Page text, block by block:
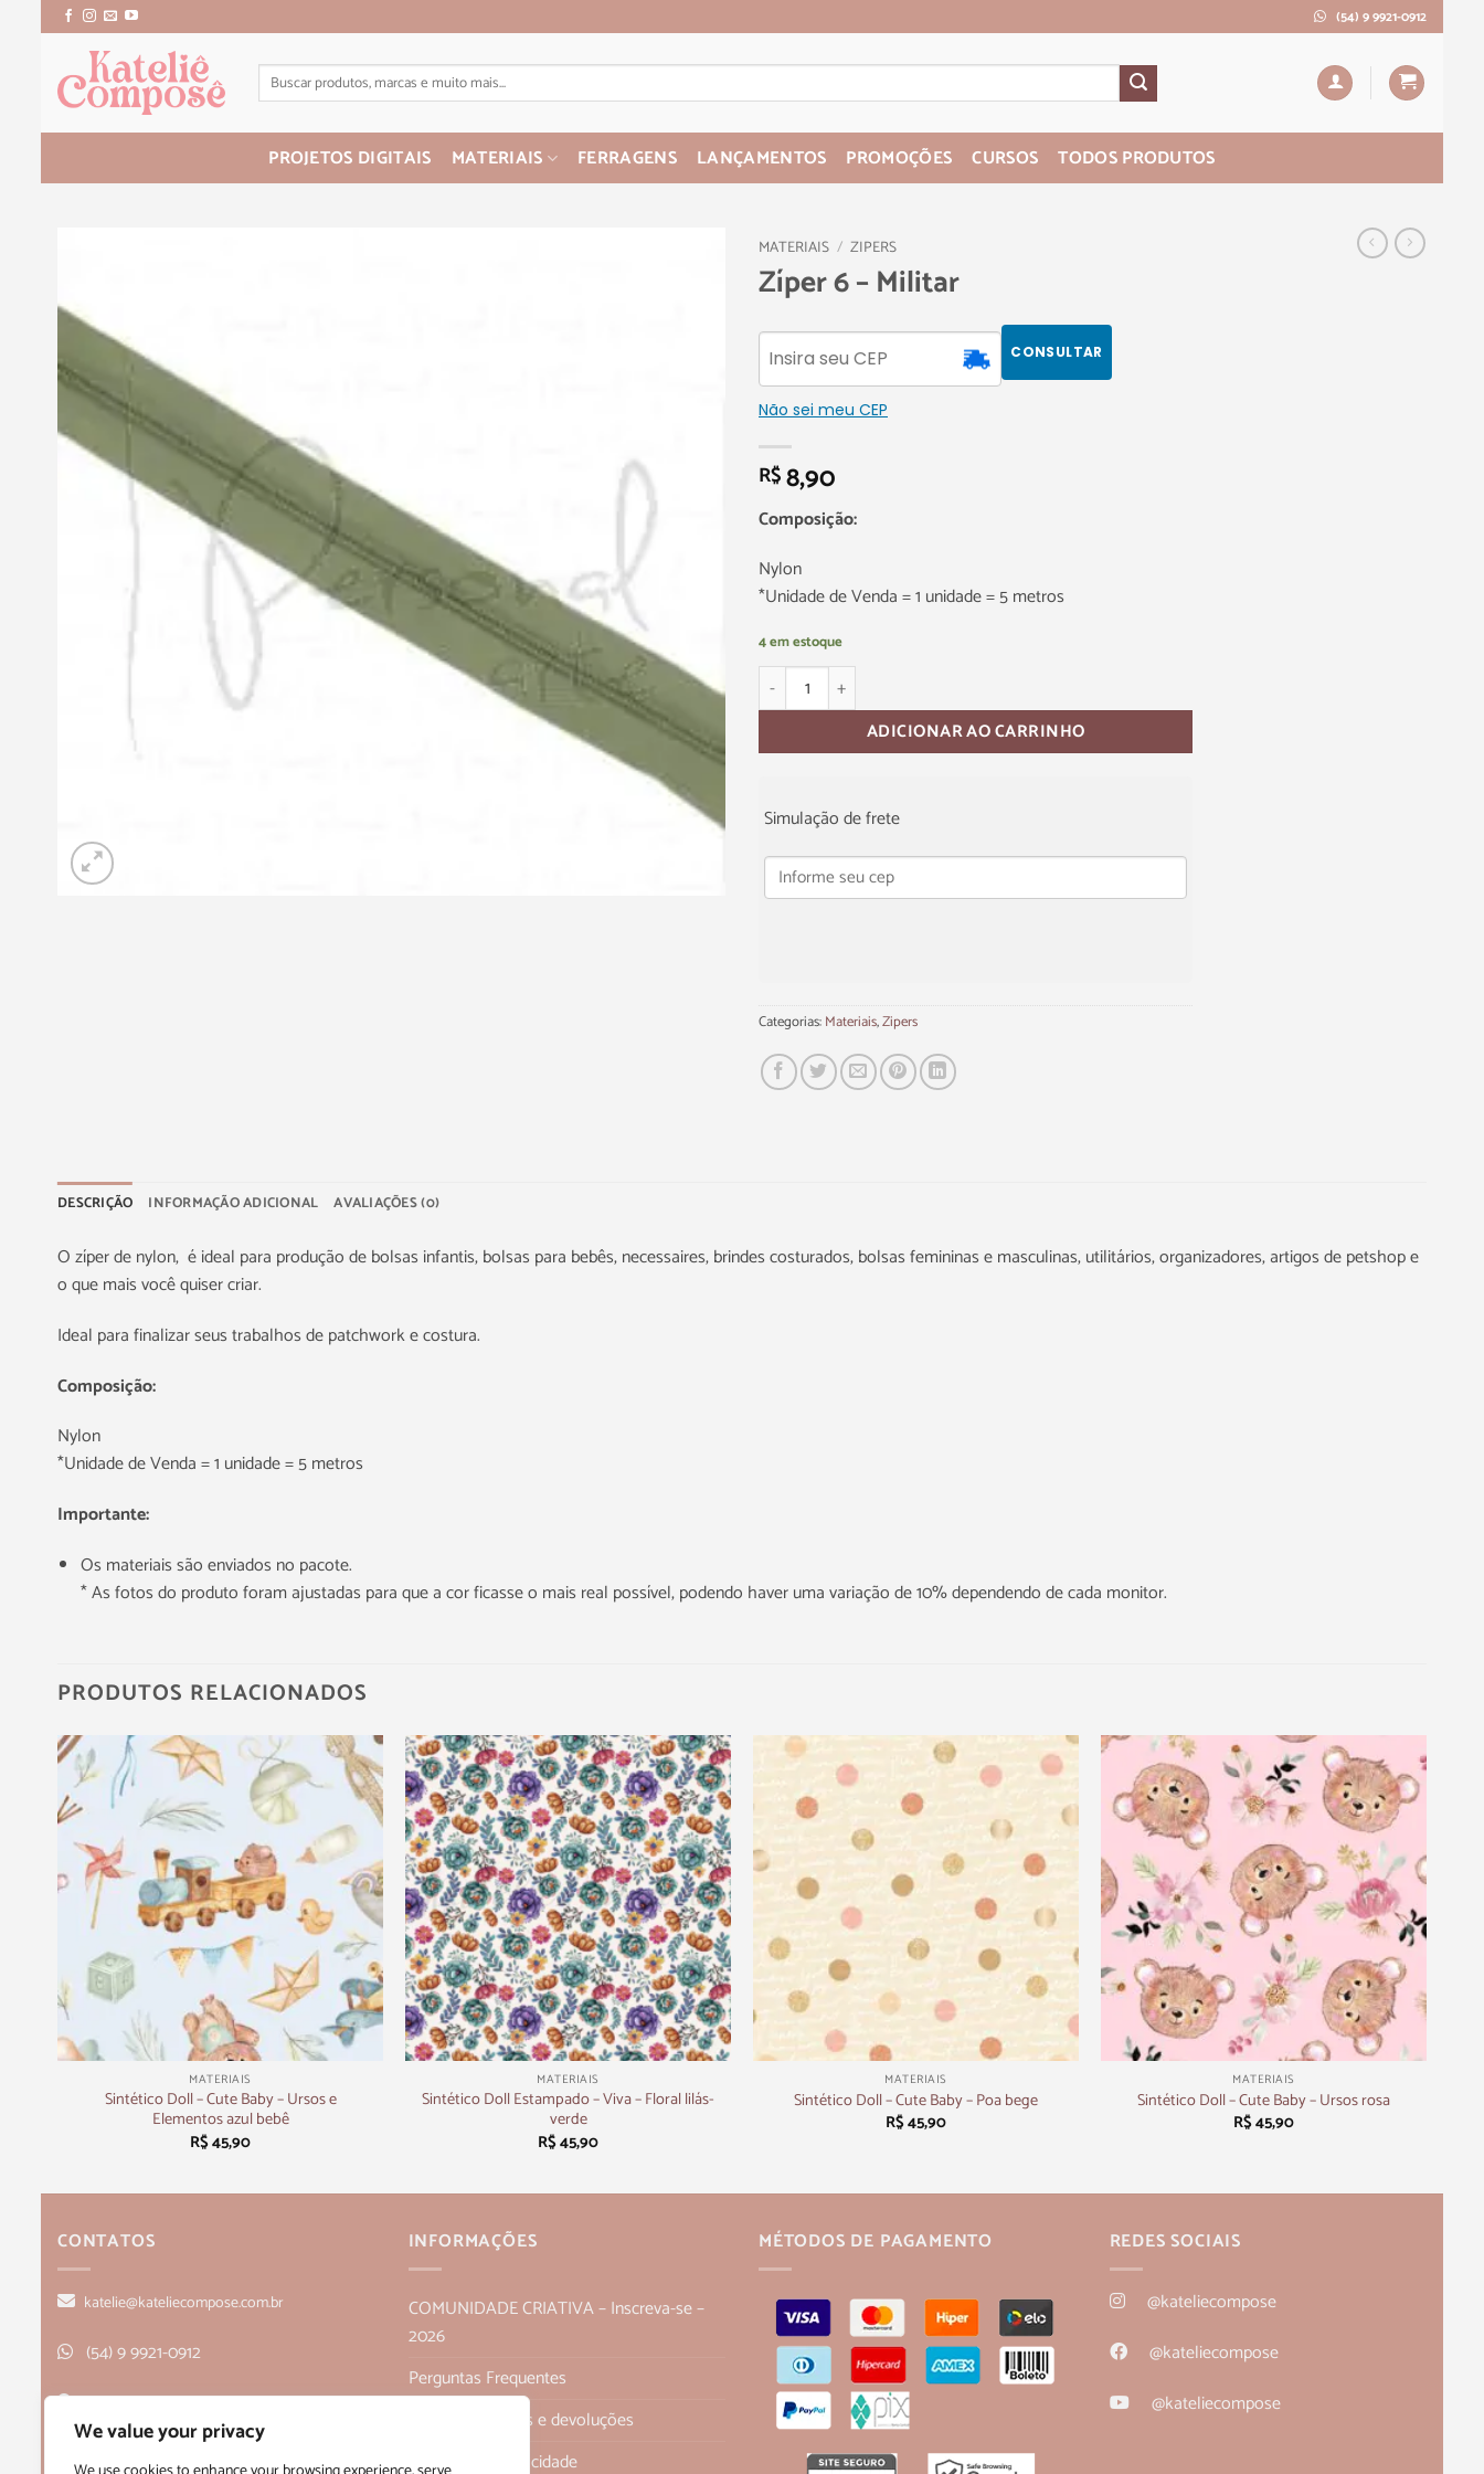
We value your privacy
(54) 9 9921-0912
PROJETOS DIGITAIS MATERIAIS FERRAGENS LANÇAMENTOS PROMOÇÕES CURSOS TODOS PRODUTOS
MATERIAIS / ZIPERS
Zíper 6 – Militar
CONSULTAR
Não sei meu CEP
R$8,90
Composição:
Nylon
*Unidade de Venda = 1 unidade = 5 metros
4 em estoque
ADICIONAR AO CARRINHO
Simulação de frete
Categorias:Materiais,Zipers
DESCRIÇÃO INFORMAÇÃO ADICIONAL AVALIAÇÕES (0)
O zíper de nylon, é ideal para produção de bolsas infantis, bolsas para bebês, necessaires, brindes costurados, bolsas femininas e masculinas, utilitários, organizadores, artigos de petshop e
o que mais você quiser criar.
Ideal para finalizar seus trabalhos de patchwork e costura.
Composição:
Nylon
*Unidade de Venda = 1 unidade = 5 metros
Importante:
Os materiais são enviados no pacote.
* As fotos do produto foram ajustadas para que a cor ficasse o mais real possível, podendo haver uma variação de 10% dependendo de cada monitor.
PRODUTOS RELACIONADOS
+
MATERIAIS
Sintético Doll – Cute Baby – Ursos e
Elementos azul bebê
R$45,90
+
MATERIAIS
Sintético Doll Estampado – Viva – Floral lilás-
verde
R$45,90
+
MATERIAIS
Sintético Doll – Cute Baby – Poa bege
R$45,90
+
MATERIAIS
Sintético Doll – Cute Baby – Ursos rosa
R$45,90
CONTATOS
katelie@kateliecompose.com.br
(54) 9 9921-0912
Rua Alagoas, 166, sala 1, Bairro Humaitá
- Bento Gonçalves, RS CEP 95705-026
INFORMAÇÕES
COMUNIDADE CRIATIVA – Inscreva-se –
2026
Perguntas Frequentes
Política de trocas e devoluções
Políticas de Privacidade
MÉTODOS DE PAGAMENTO REDES SOCIAIS
@kateliecompose
@kateliecompose
@kateliecompose